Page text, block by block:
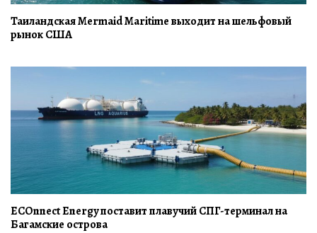
Таиландская Mermaid Maritime выходит на шельфовый
рынок США
ECOnnect Energy поставит плавучий СПГ-терминал на
Багамские острова